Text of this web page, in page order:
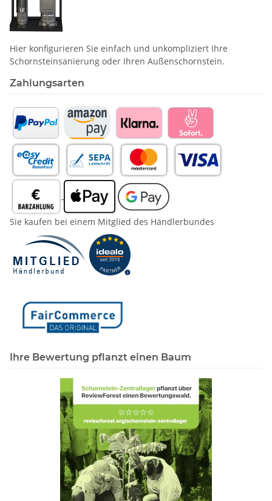
Hier konfigurieren Sie einfach und unkompliziert Ihre
Schornstein­sanierung oder Ihren Außenschornstein.
Zahlungsarten
Sie kaufen bei einem Mitglied des Händlerbundes
Ihre Bewertung pflanzt einen Baum